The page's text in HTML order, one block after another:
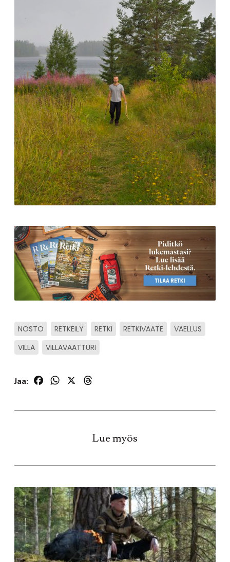
NOSTO RETKEILY RETKI RETKIVAATE
VAELLUS
VILLA
VILLAVAATTURI
Jaa: FacebookWhatsApp
Lue myös